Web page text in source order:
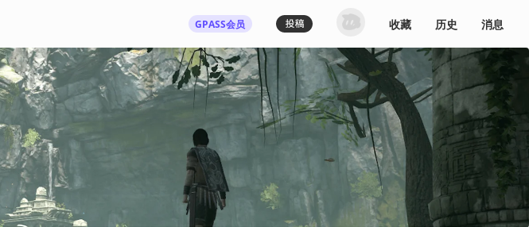
GPASS会员
登录机核你可以：
下载收藏播客节目 多端历史播放同步
发布内容动态/评论 关注喜欢的创作者
登录 / 注册
收藏 历史 消息